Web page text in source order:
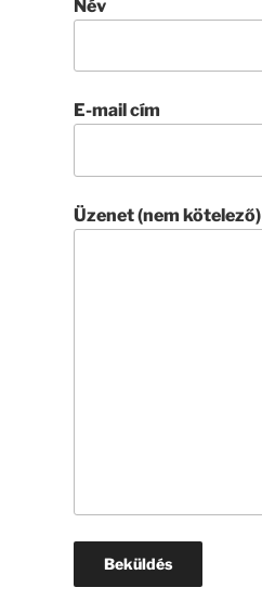
Név
E-mail cím
Üzenet (nem kötelező)